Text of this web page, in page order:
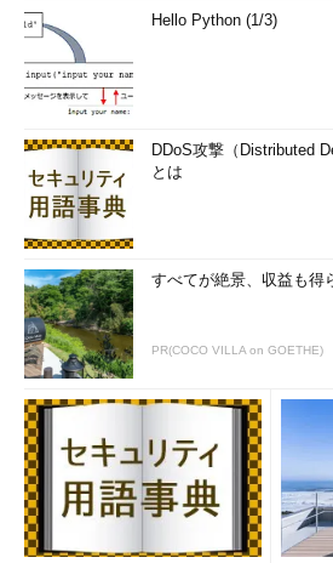
Hello Python (1/3)
DDoS攻撃（Distributed
とは
すべてが絶景、収益も得
PR(COCO VILLA on GOETHE)